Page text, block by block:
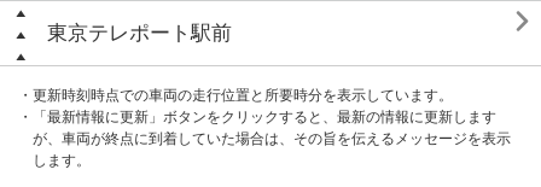
東京テレポート駅前 
・更新時刻時点での車両の走行位置と所要時分を表示しています。
・「最新情報に更新」ボタンをクリックすると、最新の情報に更新します
が、車両が終点に到着していた場合は、その旨を伝えるメッセージを表示
します。